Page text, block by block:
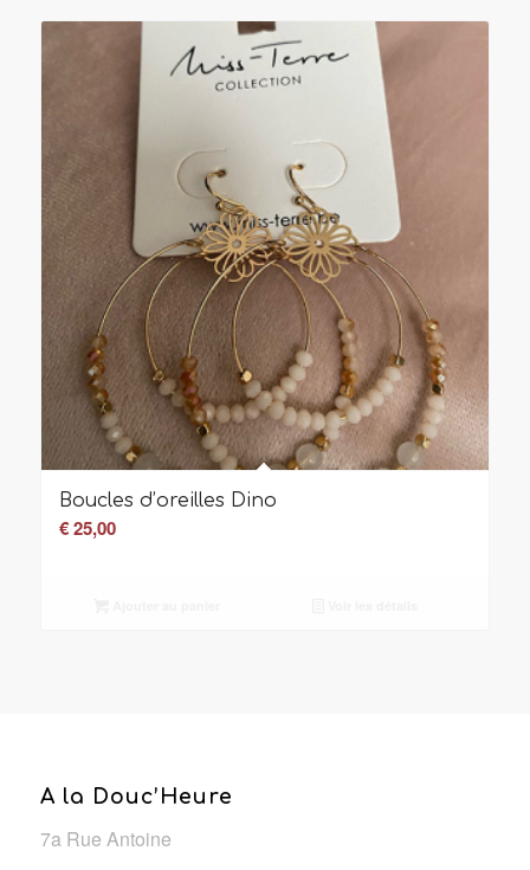
Boucles d’oreilles Dino
€25,00
A la Douc’Heure
7a Rue Antoine